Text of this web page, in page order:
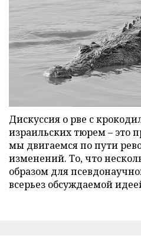
Дискуссия о рве с
израильских тюрем – это
мы двигаемся по пути
изменений. То, что
образом для
всерьез обсуждаемой